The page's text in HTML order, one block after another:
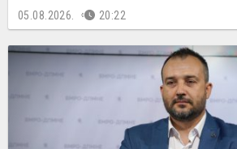
05.08.2026. 20:22